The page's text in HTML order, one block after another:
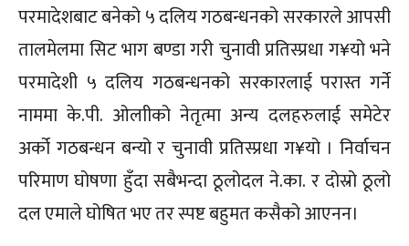
परमादेशबाट बनेको ५ दलिय गठबन्धनको सरकारले आपसी
तालमेलमा सिट भाग बण्डा गरी चुनावी प्रतिस्प्रधा ग¥यो भने
परमादेशी ५ दलिय गठबन्धनको सरकारलाई परास्त गर्ने
नाममा के.पी. ओलाीको नेतृत्मा अन्य दलहरुलाई समेटेर
अर्को गठबन्धन बन्यो र चुनावी प्रतिस्प्रधा ग¥यो । निर्वाचन
परिमाण घोषणा हुँदा सबैभन्दा ठूलोदल ने.का. र दोस्रो ठूलो
दल एमाले घोषित भए तर स्पष्ट बहुमत कसैको आएनन।